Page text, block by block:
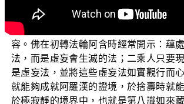
的本際來隱說法界實相心，而在第二及
「隱密相」及「顯了相」直接明說法界
容。佛在初轉法輪阿含時經常開示：蘊
法，而是虛妄會生滅的法；二乘人只要
是虛妄法，並將這些虛妄法如實觀行而
就能夠成就阿羅漢的證境，於捨壽時就
於極寂靜的境界中，也就是第八識如來